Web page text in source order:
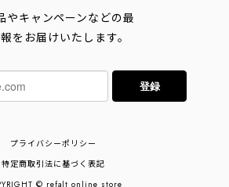
やキャンペーンなどの最
をお届けいたします。
登録
プライバシーポリシー
特定商取引法に基づく表記
© refalt online store